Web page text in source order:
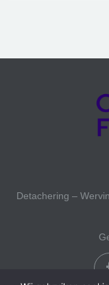
Detachering –